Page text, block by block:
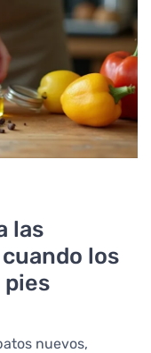
las
los
pies
nuevos,